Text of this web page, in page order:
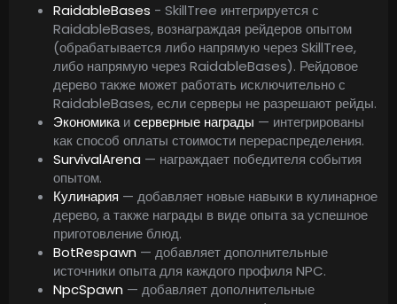
RaidableBases - SkillTree интегрируется с
RaidableBases, вознаграждая рейдеров опытом
(обрабатывается либо напрямую через SkillTree,
либо напрямую через RaidableBases). Рейдовое
дерево также может работать исключительно с
RaidableBases, если серверы не разрешают рейды.
Экономикаисерверные награды — интегрированы
как способ оплаты стоимости перераспределения.
SurvivalArena — награждает победителя события
опытом.
Кулинария — добавляет новые навыки в кулинарное
дерево, а также награды в виде опыта за успешное
приготовление блюд.
BotRespawn — добавляет дополнительные
источники опыта для каждого профиля NPC.
NpcSpawn — добавляет дополнительные